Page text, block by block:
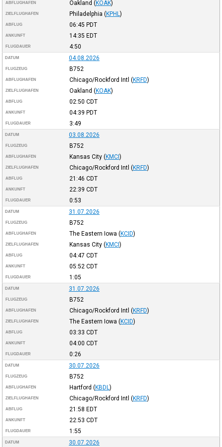
ABFLUGHAFEN Oakland (KOAK)
ZIELFLUGHAFEN Philadelphia (KPHL )
ABFLUG 06:45 PDT
ANKUNFT 14:35 EDT
FLUGDAUER 4:50
DATUM 04.08.2026
FLUGZEUG B752
ABFLUGHAFEN Chicago/Rockford Intl (KRFD)
ZIELFLUGHAFEN Oakland (KOAK)
ABFLUG 02:50 CDT
ANKUNFT 04:39 PDT
FLUGDAUER 3:49
DATUM 03.08.2026
FLUGZEUG B752
ABFLUGHAFEN Kansas City (KMCI)
ZIELFLUGHAFEN Chicago/Rockford Intl (KRFD)
ABFLUG 21:46 CDT
ANKUNFT 22:39 CDT
FLUGDAUER 0:53
DATUM 31.07.2026
FLUGZEUG B752
ABFLUGHAFEN The Eastern Iowa (KCID)
ZIELFLUGHAFEN Kansas City (KMCI)
ABFLUG 04:47 CDT
ANKUNFT 05:52 CDT
FLUGDAUER 1:05
DATUM 31.07.2026
FLUGZEUG B752
ABFLUGHAFEN Chicago/Rockford Intl (KRFD)
ZIELFLUGHAFEN The Eastern Iowa (KCID)
ABFLUG 03:33 CDT
ANKUNFT 04:00 CDT
FLUGDAUER 0:26
DATUM 30.07.2026
FLUGZEUG B752
ABFLUGHAFEN Hartford (KBDL )
ZIELFLUGHAFEN Chicago/Rockford Intl (KRFD)
ABFLUG 21:58 EDT
ANKUNFT 22:53 CDT
FLUGDAUER 1:55
DATUM 30.07.2026